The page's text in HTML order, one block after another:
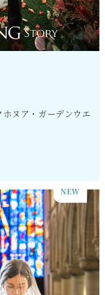
ヌア・ガーデンウエ